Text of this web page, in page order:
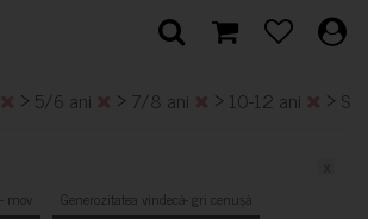
> 5/6 ani > 7/8 ani > 10-12 ani > S
mov
Generozitatea vindecă- gri cenușă